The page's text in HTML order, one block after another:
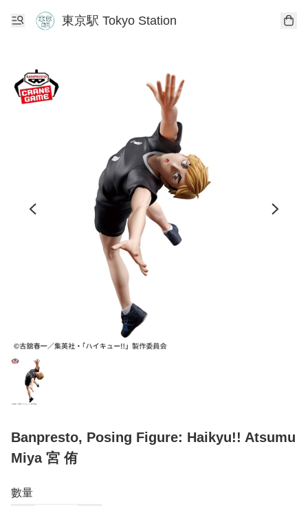
東京駅 Tokyo Station
Banpresto, Posing Figure: Haikyu!! Atsumu
Miya 宮 侑
數量